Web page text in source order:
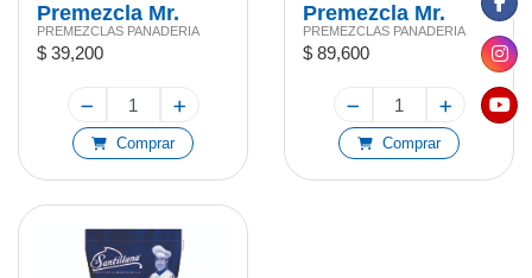
Premezcla Mr.
Frank Base 2kg
PREMEZCLAS PANADERIA
$ 39,200
Comprar
Premezcla Mr.
Frank Base 5kg
PREMEZCLAS PANADERIA
$ 89,600
Comprar